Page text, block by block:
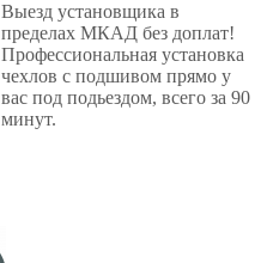
Выезд установщика в
пределах МКАД без доплат!
Профессиональная установка
чехлов с подшивом прямо у
вас под подьездом, всего за 90
минут.